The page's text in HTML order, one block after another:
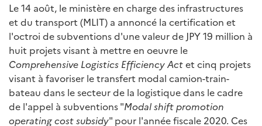
Le 14 août, le ministère en charge des infrastructures
et du transport (MLIT) a annoncé la certification et
l'octroi de subventions d'une valeur de JPY 19 million à
huit projets visant à mettre en oeuvre le
Comprehensive Logistics Efficiency Actet cinq projets
visant à favoriser le transfert modal camion-train-
bateau dans le secteur de la logistique dans le cadre
de l'appel à subventions "Modal shift promotion
operating cost subsidy" pour l'année fiscale 2020. Ces